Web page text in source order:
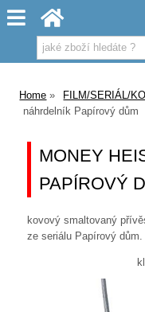
Home FILM/SERIÁL/
náhrdelník Papírový dům
MONEY
PAPÍROVÝ
kovový smaltovaný
ze seriálu Papírový dům.